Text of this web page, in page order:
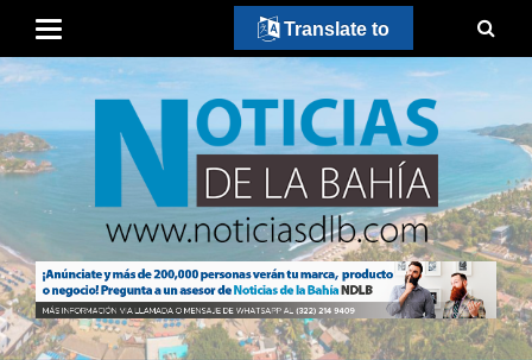
Translate to